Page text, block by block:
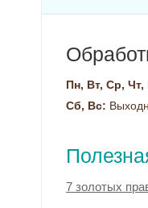
Пн, Вт, Ср, Чт,
Сб, Вс:
7 золотых